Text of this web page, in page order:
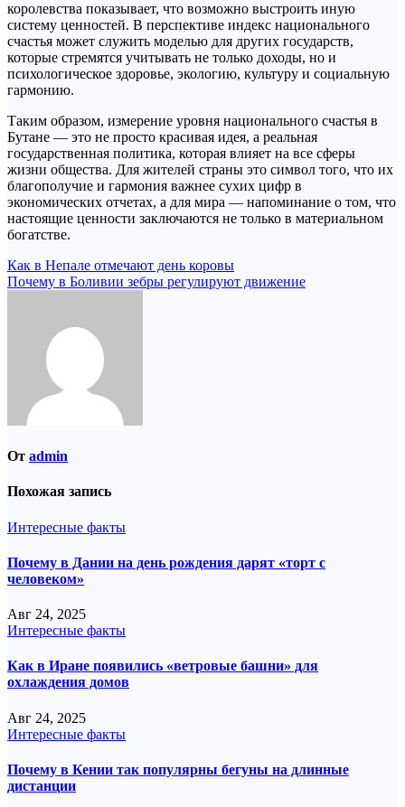
королевства показывает, что возможно выстроить иную
систему ценностей. В перспективе индекс национального
счастья может служить моделью для других государств,
которые стремятся учитывать не только доходы, но и
психологическое здоровье, экологию, культуру и социальную
гармонию.
Таким образом, измерение уровня национального счастья в
Бутане — это не просто красивая идея, а реальная
государственная политика, которая влияет на все сферы
жизни общества. Для жителей страны это символ того, что их
благополучие и гармония важнее сухих цифр в
экономических отчетах, а для мира — напоминание о том, что
настоящие ценности заключаются не только в материальном
богатстве.
Навигация
по
Как в Непале отмечают день коровы
Почему в Боливии зебры регулируют движение
От admin
Похожая запись
Интересные факты
Почему в Дании на день рождения дарят «торт с
человеком»
Авг 24, 2025
Интересные факты
Как в Иране появились «ветровые башни» для
охлаждения домов
Авг 24, 2025
Интересные факты
Почему в Кении так популярны бегуны на длинные
дистанции